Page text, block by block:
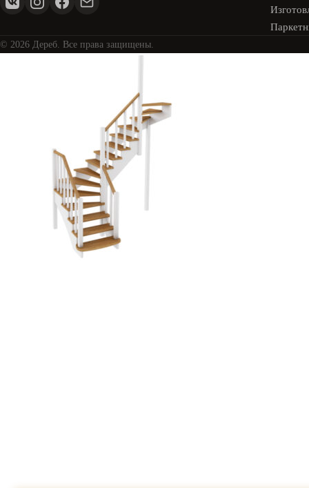
© 2026 Дереб. Все права защищены.